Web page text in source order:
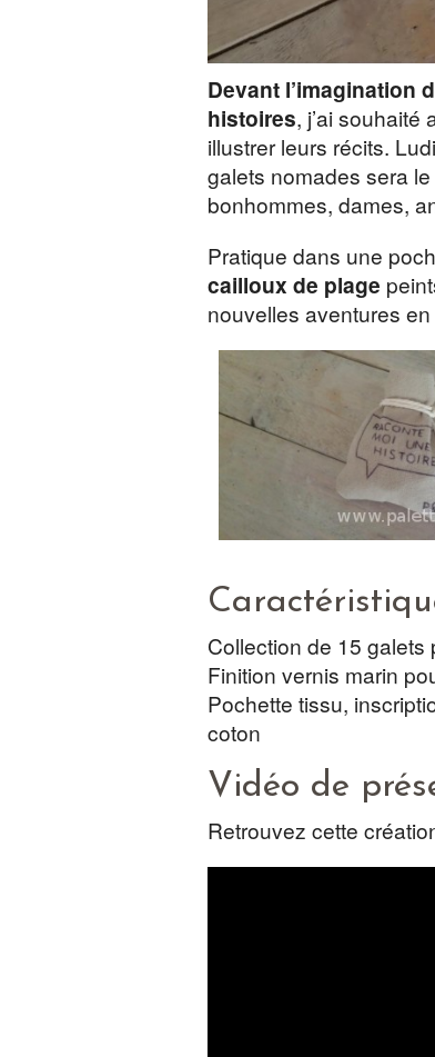
Devant l’imagination
histoires, j’ai souhaité
illustrer leurs récits.
galets nomades sera
bonhommes, dames,
Pratique dans une
cailloux de plage
nouvelles aventures
Collection de 15
Finition vernis marin
Pochette tissu,
coton
Vidéo de
Retrouvez cette